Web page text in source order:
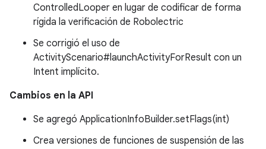
ControlledLooper en lugar de codificar de forma
rígida la verificación de Robolectric
Se corrigió el uso de
ActivityScenario#launchActivityForResult con un
Intent implícito.
Cambios en la API
Se agregó ApplicationInfoBuilder.setFlags(int)
Crea versiones de funciones de suspensión de las